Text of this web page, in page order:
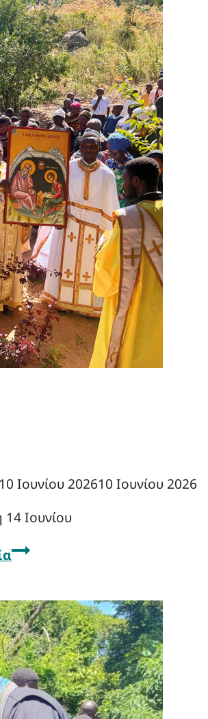
Ιουνίου 202610 Ιουνίου 2026
Ιουνίου